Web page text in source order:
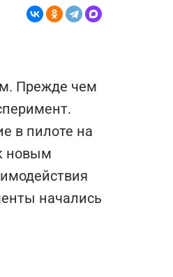
Прежде чем
в пилоте на
новым
начались